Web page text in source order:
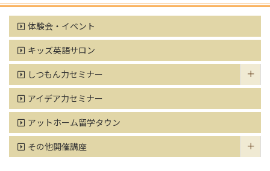
体験会・イベント
キッズ英語サロン
しつもん力セミナー
アイデア力セミナー
アットホーム留学タウン
その他開催講座